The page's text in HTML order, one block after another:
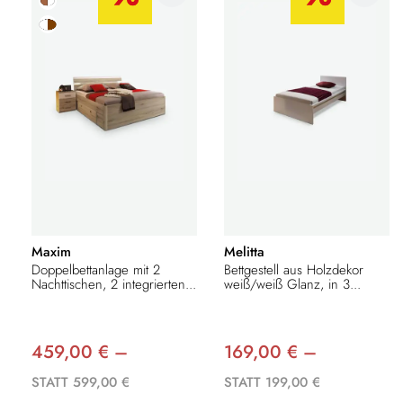
Maxim
Doppelbettanlage mit 2
Nachttischen, 2 integrierten...
459,00 € –
STATT 599,00 €
Melitta
Bettgestell aus Holzdekor
weiß/weiß Glanz, in 3...
169,00 € –
STATT 199,00 €